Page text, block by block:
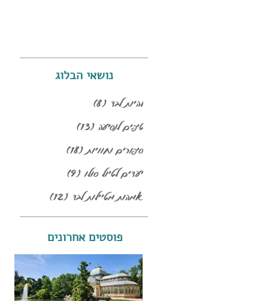
נושאי הבלוג
להיות לבד (8)
טיפים לנסיעה(13)
סיפורים וחוויות(18)
יעדים לטיול סולו(9)
אמהות מטיילות לבד (12)
פוסטים אחרונים